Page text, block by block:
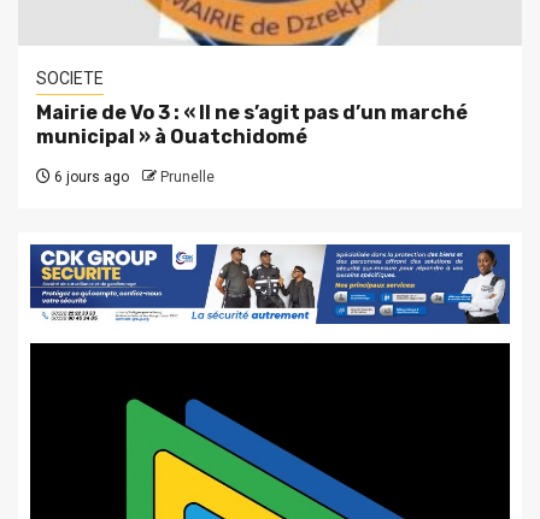
SOCIETE
Mairie de Vo 3 : « Il ne s’agit pas d’un marché
municipal » à Ouatchidomé
6 jours ago Prunelle